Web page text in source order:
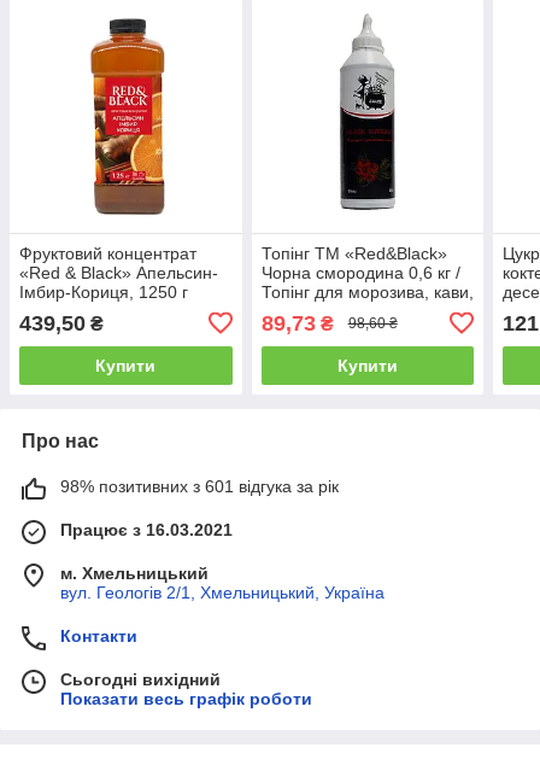
Фруктовий концентрат
«Red & Black» Апельсин-
Імбир-Кориця, 1250 г
439,50 ₴
Купити
Топінг ТМ «Red&Black»
Чорна смородина 0,6 кг /
Топінг для морозива, кави,
600мл.
89,73₴ 98,60 ₴
Купити
121
Про нас
98% позитивних з 601 відгука за рік
Працює з 16.03.2021
м. Хмельницький
вул. Геологів 2/1, Хмельницький, Україна
Контакти
Сьогодні вихідний
Показати весь графік роботи